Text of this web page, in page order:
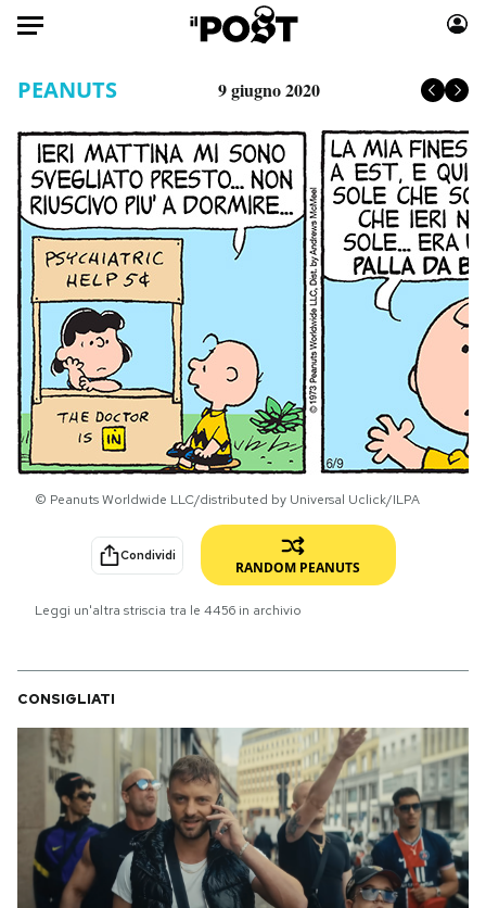
HOME
Italia
Mondo
Politica
Tecnologia
Internet
Scienza
Cultura
Economia
Sport
Moda
Libri
Consumismi
Storie/Idee
Ok Boomer!
Media
Europa
Altrecose
Mondiali calcio 2026
NEWSLETTER
I MIEI PREFERITI
SHOP
CALENDARIO
AREA PERSONALE
PEANUTS 9 giugno 2020
© Peanuts Worldwide LLC/distributed by Universal Uclick/ILPA
Condividi
RANDOM PEANUTS
Leggi un'altra striscia tra le 4456 in archivio
CONSIGLIATI